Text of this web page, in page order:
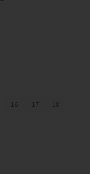
16 17 18